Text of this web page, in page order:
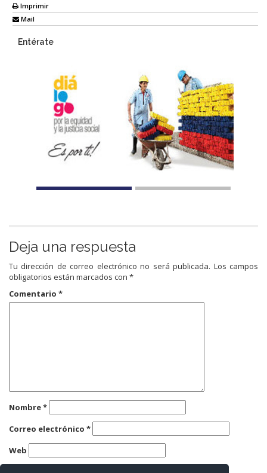
Imprimir
Mail
Entérate
Deja una respuesta
Tu dirección de correo electrónico no será publicada. Los campos
obligatorios están marcados con *
Comentario *
Nombre*
Correo electrónico *
Web